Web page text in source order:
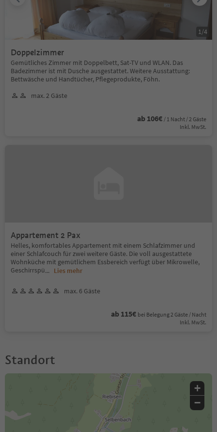
Doppelzimmer
Gemütliches Zimmer mit Doppelbett, Sat-TV und WLAN. Das
Badezimmer ist mit Dusche ausgestattet. Weitere Ausstattung:
Bettwäsche und Handtücher, Pflegeprodukte, Föhn.
max. 2 Gäste
ab 106€ / 1 Nacht / 2 Gäste
Inkl. MwSt.
1 /4
Appartement 2 Pax
Helles, komfortables Appartement mit einem Schlafzimmer und
einer Schlafcouch für zwei weitere Gäste. Die voll ausgestattete
Wohnküche mit gemütlichem Essbereich verfügt über Mikrowelle,
Geschirrspü... Lies mehr
max. 6 Gäste
ab 115€ bei Belegung 2 Gäste / Nacht
Inkl. MwSt.
Standort
+
−